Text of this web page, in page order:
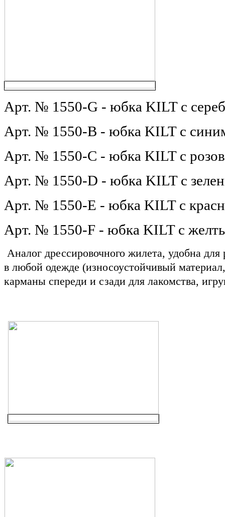
Арт. № 1550-G - юбка KILT с
Арт. № 1550-B - юбка KILT с
Арт. № 1550-C - юбка KILT с
Арт. № 1550-D - юбка KILT с
Арт. № 1550-E - юбка KILT с
Арт. № 1550-F - юбка KILT с
Аналог дрессировочного жилета, удобна
в любой одежде (износоустойчивый
карманы спереди и сзади для лакомства,